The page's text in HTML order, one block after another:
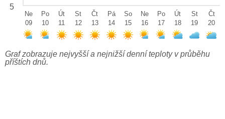
5
Ne
09
Po
10
Út
11
St
12
Čt
13
Pá
14
So
15
Ne
16
Po
17
Út
18
St
19
Čt
20
Graf zobrazuje nejvyšší a nejnižší denní teploty v průběhu
příštích dnů.